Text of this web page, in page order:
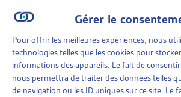
Gérer le
Pour offrir les meilleures expériences, nous
technologies telles que les cookies pour
informations des appareils. Le fait de
nous permettra de traiter des données telles
de navigation ou les ID uniques sur ce site. Le
Vaud
AIDE SOCIALE»RAPPORTS SOCIAUX
VAUD
STRATÉGIE CANTONALE DE LUTTE